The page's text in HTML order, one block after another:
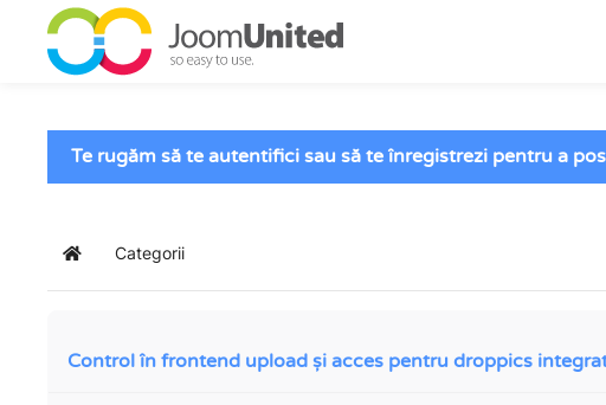
Sari la conținutul principal
Te rugăm să te autentifici sau să te înregistrezi pentru a
AcasăCategorii
Control în frontend upload și acces pentru droppics